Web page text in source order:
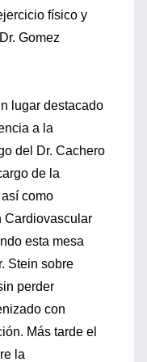
físico y
Gomez
lugar destacado
a la
del Dr. Cachero
de la
como
Cardiovascular
esta mesa
Stein sobre
perder
con
Más tarde el
la